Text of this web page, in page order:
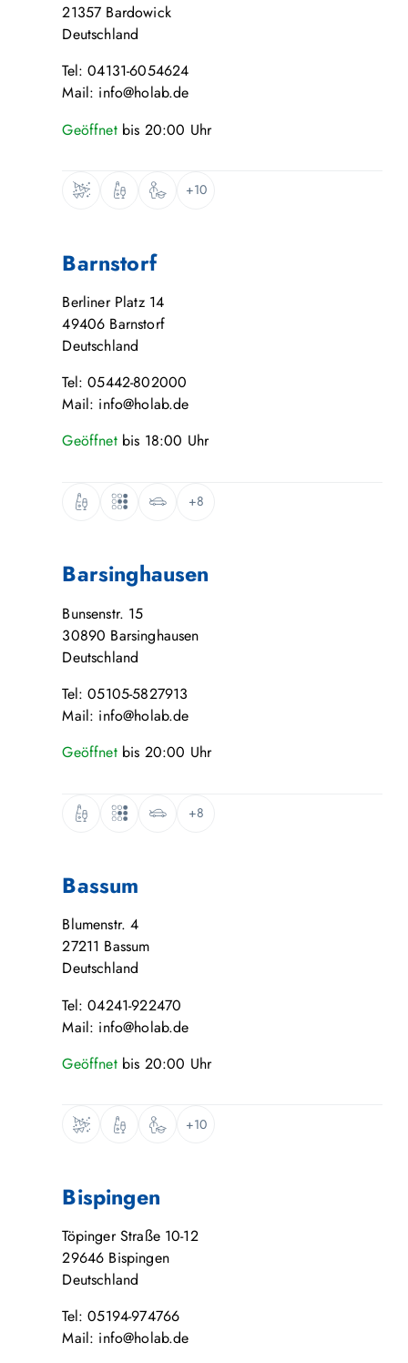
21357 Bardowick
Deutschland
Tel: 04131-6054624
Mail: info@holab.de
Geöffnet bis 20:00 Uhr
+10
Barnstorf
Berliner Platz 14
49406 Barnstorf
Deutschland
Tel: 05442-802000
Mail: info@holab.de
Geöffnet bis 18:00 Uhr
+8
Barsinghausen
Bunsenstr. 15
30890 Barsinghausen
Deutschland
Tel: 05105-5827913
Mail: info@holab.de
Geöffnet bis 20:00 Uhr
+8
Bassum
Blumenstr. 4
27211 Bassum
Deutschland
Tel: 04241-922470
Mail: info@holab.de
Geöffnet bis 20:00 Uhr
+10
Bispingen
Töpinger Straße 10-12
29646 Bispingen
Deutschland
Tel: 05194-974766
Mail: info@holab.de